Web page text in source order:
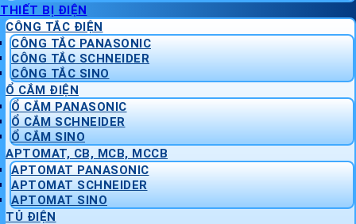
THIẾT BỊ ĐIỆN
CÔNG TẮC ĐIỆN
CÔNG TẮC PANASONIC
CÔNG TẮC SCHNEIDER
CÔNG TẮC SINO
Ổ CẮM ĐIỆN
Ổ CẮM PANASONIC
Ổ CẮM SCHNEIDER
Ổ CẮM SINO
APTOMAT, CB, MCB, MCCB
APTOMAT PANASONIC
APTOMAT SCHNEIDER
APTOMAT SINO
TỦ ĐIỆN